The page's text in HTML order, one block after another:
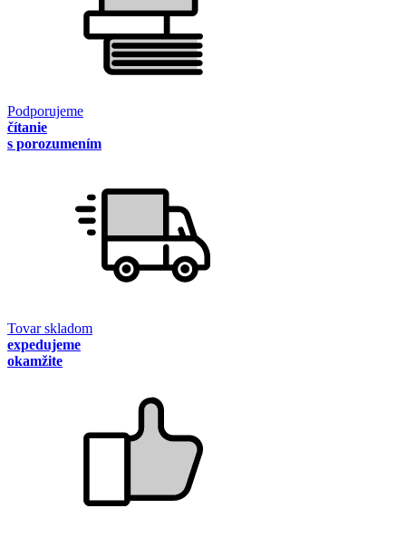
Podporujeme
čítanie
s porozumením
Tovar skladom
expedujeme
okamžite